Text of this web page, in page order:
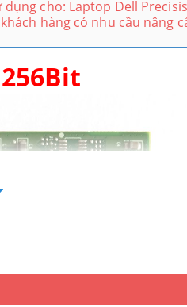
cho: Laptop Dell
hàng có nhu cầu nâng